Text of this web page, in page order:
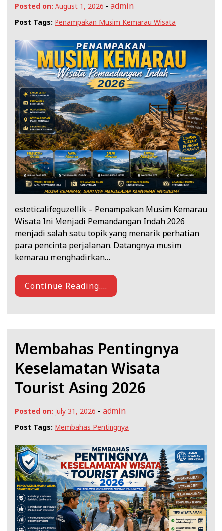
Posted on: August 1, 2026 - admin
Post Tags: Penampakan Musim Kemarau Wisata
esteticalifeguzellik – Penampakan Musim Kemarau
Wisata Ini Menjadi Pemandangan Indah 2026
menjadi salah satu topik yang menarik perhatian
para pencinta perjalanan. Datangnya musim
kemarau menghadirkan…
Continue Reading....
Membahas Pentingnya
Keselamatan Wisata
Tourist Asing 2026
Posted on: July 31, 2026 - admin
Post Tags: Membahas Pentingnya